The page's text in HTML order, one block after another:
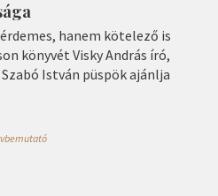
hanem kötelező is
könyvét Visky András író,
István püspök ajánlja